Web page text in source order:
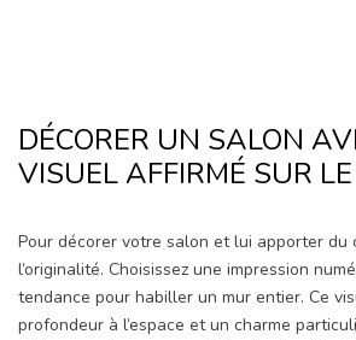
DÉCORER UN SALON
VISUEL AFFIRMÉ SUR
Pour décorer votre salon et lui apporter du
l’originalité. Choisissez une impression
tendance pour habiller un mur entier. Ce
profondeur à l’espace et un charme